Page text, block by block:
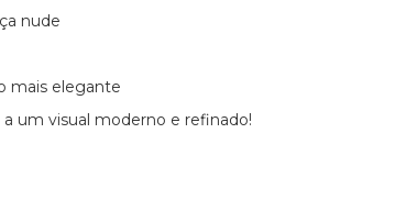
nude
mais elegante
um visual moderno e refinado!